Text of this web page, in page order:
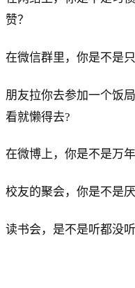
赞？
在微信群里，你是不是
朋友拉你去参加一个饭
看就懒得去?
在微博上，你是不是万
校友的聚会，你是不是
读书会，是不是听都没